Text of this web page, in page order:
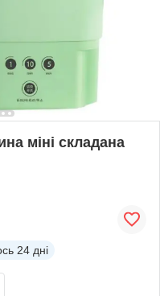
міні складана
24 дні